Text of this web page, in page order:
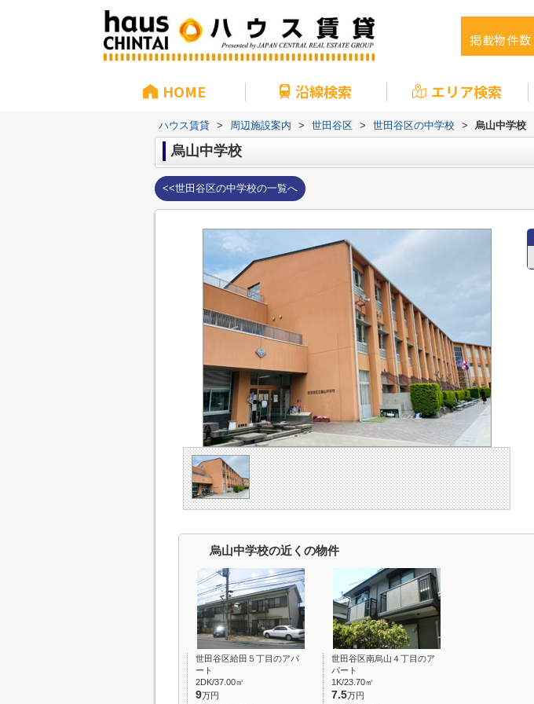
掲載物件数
HOME 沿線検索 エリア検索
ハウス賃貸 > 周辺施設案内 > 世田谷区 > 世田谷区の中学校 > 烏山中学校
烏山中学校
<<世田谷区の中学校の一覧へ
烏山中学校の近くの物件
世田谷区給田５丁目のアパ
ート
2DK/37.00㎡
9万円
世田谷区南烏山４丁目のア
パート
1K/23.70㎡
7.5万円